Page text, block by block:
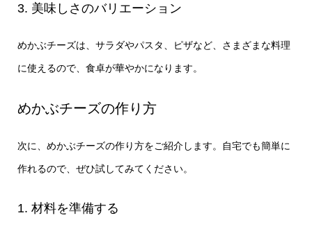
3. 美味しさのバリエーション
めかぶチーズは、サラダやパスタ、ピザなど、さまざまな料理
に使えるので、食卓が華やかになります。
めかぶチーズの作り方
次に、めかぶチーズの作り方をご紹介します。自宅でも簡単に
作れるので、ぜひ試してみてください。
1. 材料を準備する